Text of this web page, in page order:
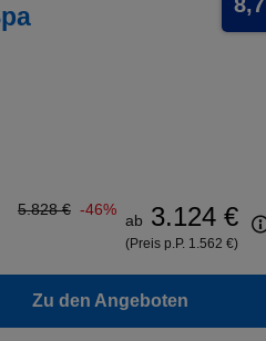
5.828 € -46%
ab 3.124 €
(Preis p.P. 1.562 €)
Zu den Angeboten